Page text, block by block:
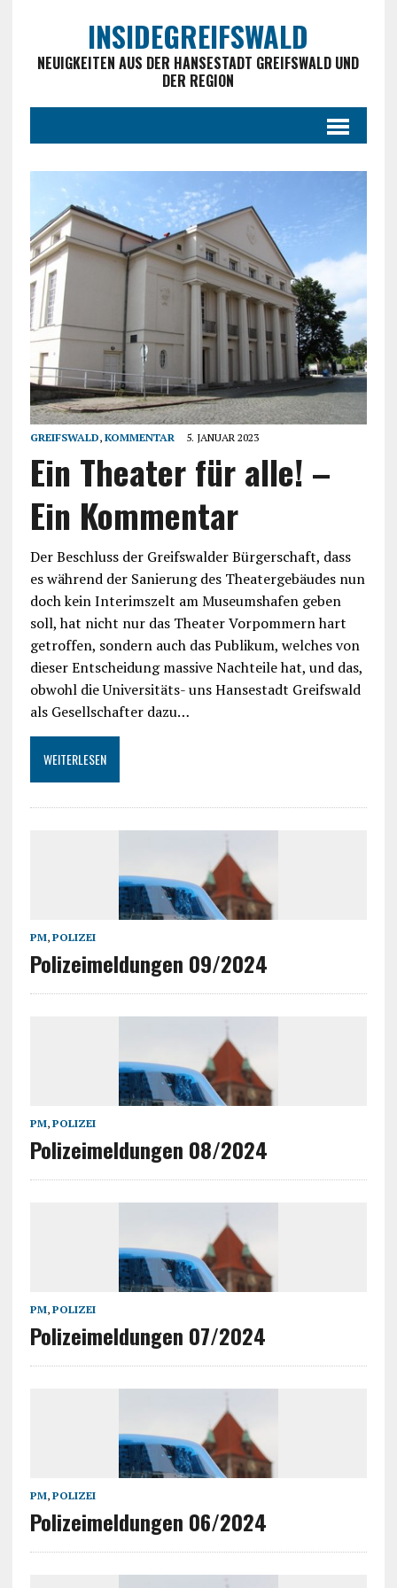
INSIDEGREIFSWALD
NEUIGKEITEN AUS DER HANSESTADT GREIFSWALD UND
DER REGION
GREIFSWALD, KOMMENTAR 5. JANUAR 2023
Ein Theater für alle! –
Ein Kommentar
Der Beschluss der Greifswalder Bürgerschaft, dass
es während der Sanierung des Theatergebäudes nun
doch kein Interimszelt am Museumshafen geben
soll, hat nicht nur das Theater Vorpommern hart
getroffen, sondern auch das Publikum, welches von
dieser Entscheidung massive Nachteile hat, und das,
obwohl die Universitäts- uns Hansestadt Greifswald
als Gesellschafter dazu…
WEITERLESEN
PM, POLIZEI
Polizeimeldungen 09/2024
PM, POLIZEI
Polizeimeldungen 08/2024
PM, POLIZEI
Polizeimeldungen 07/2024
PM, POLIZEI
Polizeimeldungen 06/2024